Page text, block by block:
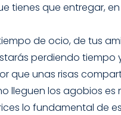
tienes que entregar,
de ocio, de tus
perdiendo
que unas risas
lleguen los agobios
lo fundamental de